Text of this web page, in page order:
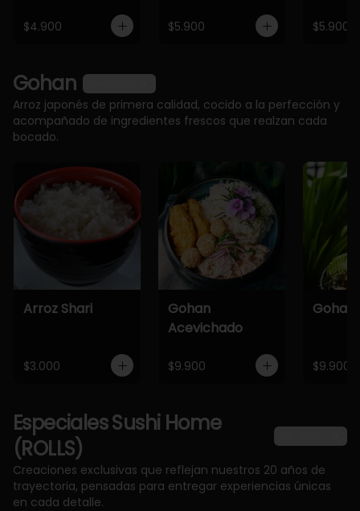
$4.900 $5.900 $5.900
Gohan
Arroz japonés de primera calidad, cocido a la perfección y
acompañado de ingredientes frescos que realzan cada
bocado.
Arroz Shari
$3.000
Gohan
Acevichado
$9.900
Gohan
$9.900
Especiales Sushi Home
(ROLLS)
Creaciones exclusivas que reflejan nuestros 20 años de
trayectoria, pensadas para entregar experiencias únicas
en cada detalle.